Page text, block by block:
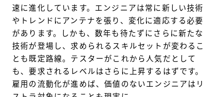
速に進化しています。エンジニアは常に新しい技術
やトレンドにアンテナを張り、変化に適応する必要
があります。しかも、数年も待たずにさらに新たな
技術が登場し、求められるスキルセットが変わるこ
とも既定路線。テスターがこれから人気だとして
も、要求されるレベルはさらに上昇するはずです。
雇用の流動化が進めば、価値のないエンジニアはリ